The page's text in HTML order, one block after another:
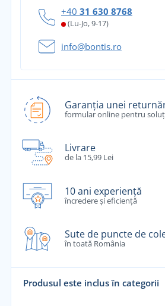
+40 31 630 8768
(Lu-Jo, 9-17)
info@bontis.ro
Garanția unei
formular online pentru
Livrare
de la 15,99 Lei
10 ani experiență
încredere și eficiență
Sute de puncte de
în toată România
Produsul este inclus în categorii